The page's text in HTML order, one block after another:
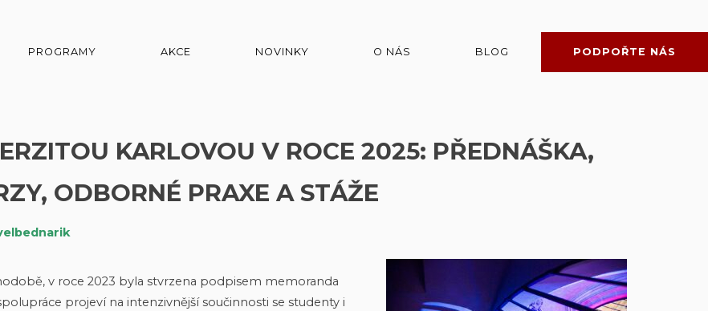
PROGRAMY AKCE NOVINKY O NÁS BLOG PODPOŘTE NÁS
KARLOVOU V ROCE 2025: PŘEDNÁŠKA,
ODBORNÉ PRAXE A STÁŽE
v roce 2023 byla stvrzena podpisem memoranda
projeví na intenzivnější součinnosti se studenty i